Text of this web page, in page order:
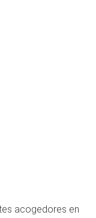
acogedores en